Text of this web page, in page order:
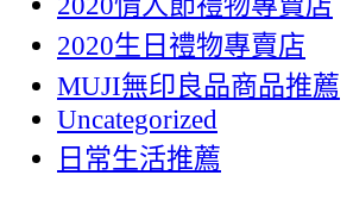
2020生日禮物專賣店
MUJI無印良品商品推薦
Uncategorized
日常生活推薦